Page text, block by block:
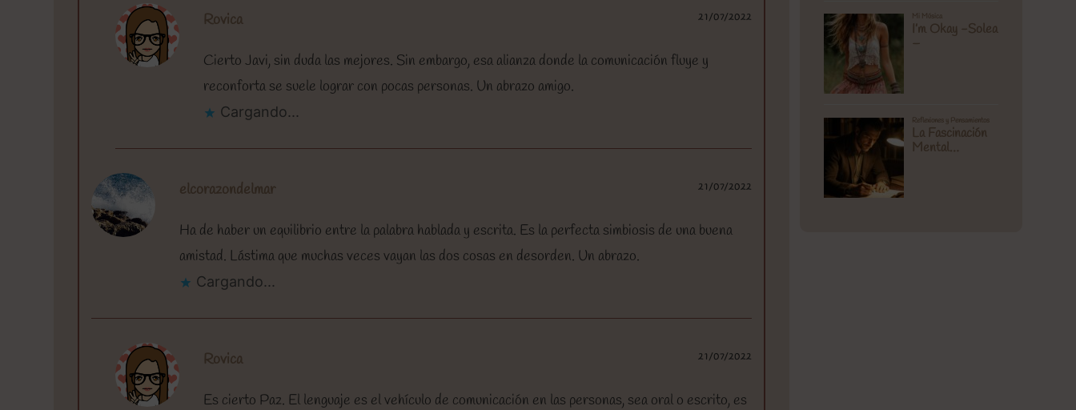
Rovica 21/07/2022
Cierto Javi, sin duda las mejores. Sin embargo, esa alianza donde la comunicación fluye y
reconforta se suele lograr con pocas personas. Un abrazo amigo.
Cargando...
elcorazondelmar 21/07/2022
Ha de haber un equilibrio entre la palabra hablada y escrita. Es la perfecta simbiosis de una buena
amistad. Lástima que muchas veces vayan las dos cosas en desorden. Un abrazo.
Cargando...
Rovica 21/07/2022
Es cierto Paz. El lenguaje es el vehículo de comunicación en las personas, sea oral o escrito, es